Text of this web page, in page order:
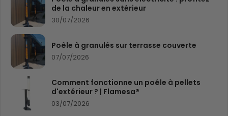
de la chaleur en extérieur
30/07/2026
Poêle à granulés sur terrasse couverte
07/07/2026
Comment fonctionne un poêle à pellets
d'extérieur ? | Flamesa®
03/07/2026